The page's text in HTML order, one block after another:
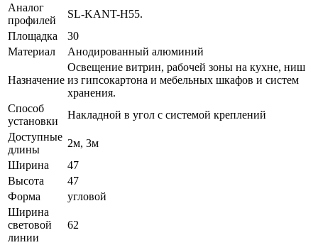
Аналог
профилей
SL-KANT-H55.
Площадка
30
Материал
Анодированный алюминий
Назначение
Освещение витрин, рабочей зоны на кухне, ниш
из гипсокартона и мебельных шкафов и систем
хранения.
Способ
установки
Накладной в угол с системой креплений
Доступные
длины
2м, 3м
Ширина
47
Высота
47
Форма
угловой
Ширина
световой
линии
62